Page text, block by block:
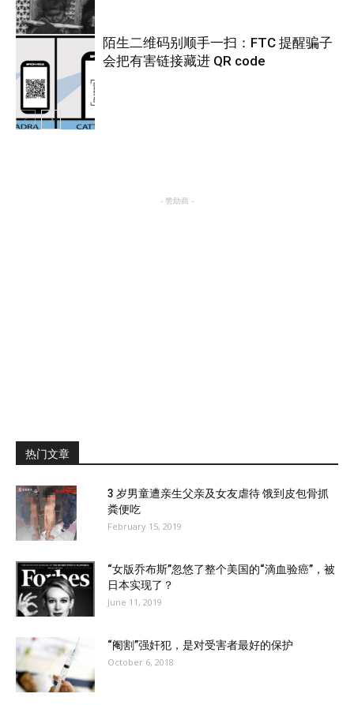
热点
陌生二维码别顺手一扫：FTC 提醒骗子
会把有害链接藏进 QR code
- 赞助商 -
热门文章
3 岁男童遭亲生父亲及女友虐待 饿到皮包骨抓
粪便吃
February 15, 2019
“女版乔布斯”忽悠了整个美国的“滴血验癌”，被
日本实现了？
June 11, 2019
“阉割”强奸犯，是对受害者最好的保护
October 6, 2018